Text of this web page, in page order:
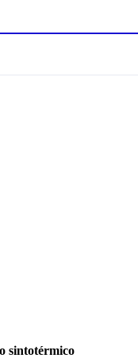
sintotérmico